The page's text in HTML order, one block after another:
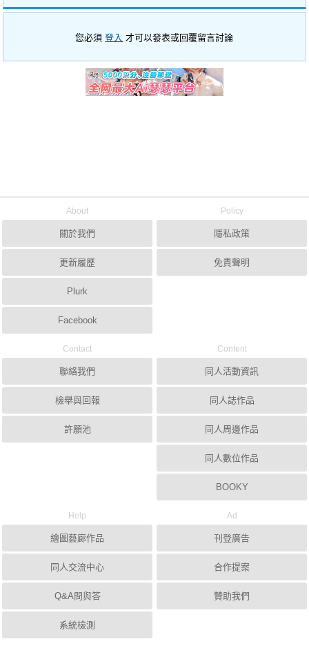
您必須登入 才可以發表或回覆留言討論
About
關於我們
更新履歷
Plurk
Facebook
Policy
隱私政策
免責聲明
Contact
聯絡我們
檢舉與回報
許願池
Content
同人活動資訊
同人誌作品
同人周邊作品
同人數位作品
BOOKY
Help
繪圖藝廊作品
同人交流中心
Q&A問與答
系統檢測
Ad
刊登廣告
合作提案
贊助我們